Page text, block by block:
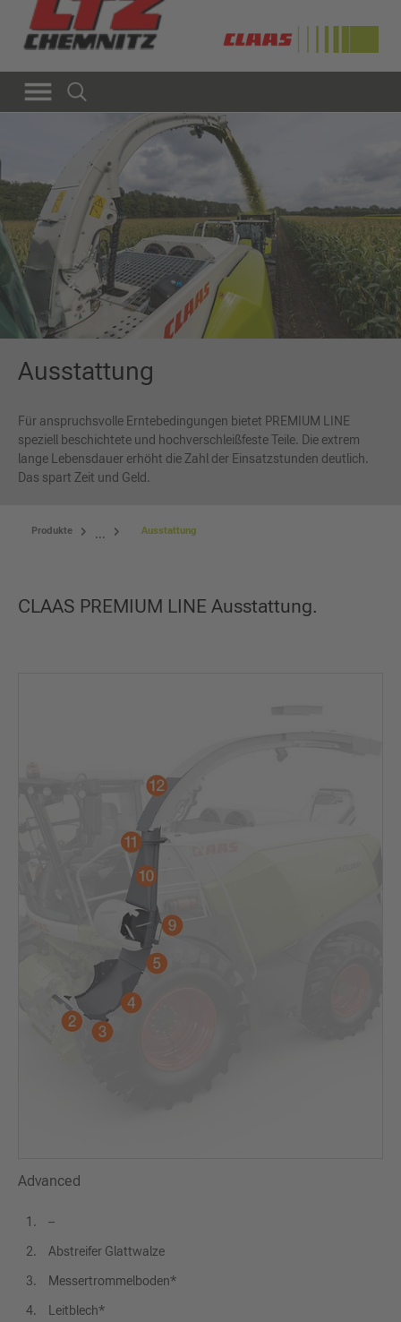
Ausstattung
Für anspruchsvolle Erntebedingungen bietet PREMIUM LINE
speziell beschichtete und hochverschleißfeste Teile. Die extrem
lange Lebensdauer erhöht die Zahl der Einsatzstunden deutlich.
Das spart Zeit und Geld.
Produkte ... Ausstattung
CLAAS PREMIUM LINE Ausstattung.
Advanced
–
Abstreifer Glattwalze
Messertrommelboden*
Leitblech*